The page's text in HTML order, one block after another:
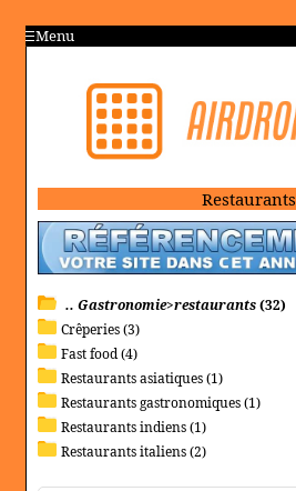
Menu
Restaurants
.. Gastronomie>restaurants(32)
Crêperies (3)
Fast food (4)
Restaurants asiatiques (1)
Restaurants gastronomiques (1)
Restaurants indiens (1)
Restaurants italiens (2)